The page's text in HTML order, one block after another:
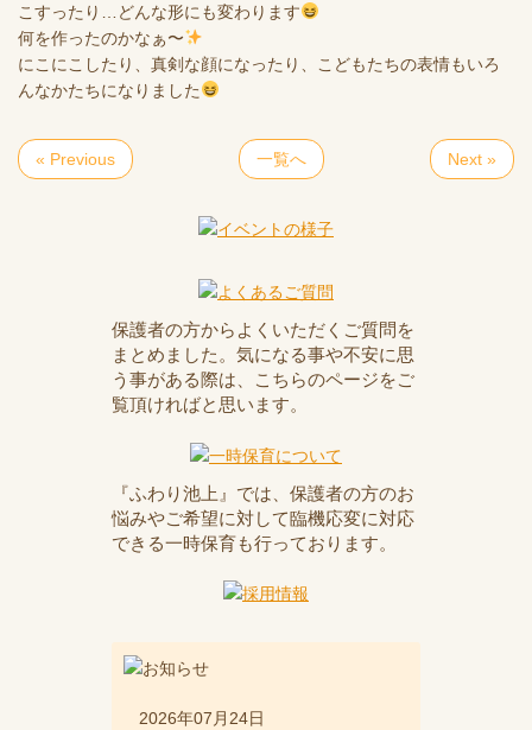
こすったり…どんな形にも変わります
何を作ったのかなぁ〜
にこにこしたり、真剣な顔になったり、こどもたちの表情もいろ
んなかたちになりました
« Previous 一覧へ Next »
保護者の方からよくいただくご質問を
まとめました。気になる事や不安に思
う事がある際は、こちらのページをご
覧頂ければと思います。
『ふわり池上』では、保護者の方のお
悩みやご希望に対して臨機応変に対応
できる一時保育も行っております。
2026年07月24日